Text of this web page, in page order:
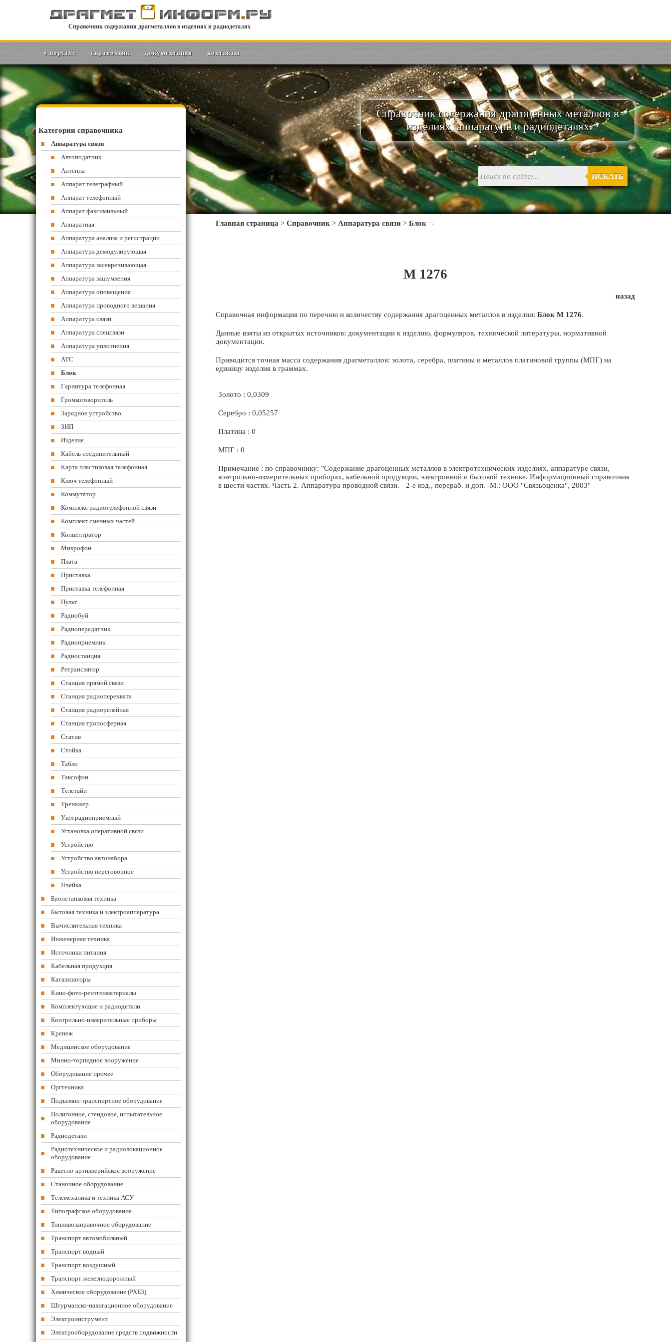
Справочник содержания драгметаллов в изделиях и радиодеталях
о портале справочник документация контакты
Справочник содержания драгоценных металлов в
изделиях, аппаратуре и радиодеталях
ИСКАТЬ
Главная страница > Справочник > Аппаратура связи > Блок
М 1276
назад
Справочная информация по перечню и количеству содержания драгоценных металлов в изделии: Блок М 1276.
Данные взяты из открытых источников: документации к изделию, формуляров, технической литературы, нормативной
документации.
Приводится точная масса содержания драгметаллов: золота, серебра, платины и металлов платиновой группы (МПГ) на
единицу изделия в граммах.
Золото : 0,0309
Серебро : 0,05257
Платина : 0
МПГ : 0
Примечание : по справочнику: "Содержание драгоценных металлов в электротехнических изделиях, аппаратуре связи,
контрольно-измерительных приборах, кабельной продукции, электронной и бытовой технике. Информационный справочник
в шести частях. Часть 2. Аппаратура проводной связи. - 2-е изд., перераб. и доп. -М.: ООО "Связьоценка", 2003"
Категории справочника
Аппаратура связи
Автоподатчик
Антенна
Аппарат телеграфный
Аппарат телефонный
Аппарат факсимильный
Аппаратная
Аппаратура анализа и регистрации
Аппаратура демодулирующая
Аппаратура засекречивающая
Аппаратура зашумления
Аппаратура оповещения
Аппаратура проводного вещания
Аппаратура связи
Аппаратура спецсвязи
Аппаратура уплотнения
АТС
Блок
Гарнитура телефонная
Громкоговоритель
Зарядное устройство
ЗИП
Изделие
Кабель соединительный
Карта пластиковая телефонная
Ключ телефонный
Коммутатор
Комплекс радиотелефонной связи
Комплект сменных частей
Концентратор
Микрофон
Плата
Приставка
Приставка телефонная
Пульт
Радиобуй
Радиопередатчик
Радиоприемник
Радиостанция
Ретранслятор
Станция прямой связи
Станция радиоперехвата
Станция радиорелейная
Станция тропосферная
Статив
Стойка
Табло
Таксофон
Телетайп
Тренажер
Узел радиоприемный
Установка оперативной связи
Устройство
Устройство автонабора
Устройство переговорное
Ячейка
Бронетанковая техника
Бытовая техника и электроаппаратура
Вычислительная техника
Инженерная техника
Источники питания
Кабельная продукция
Катализаторы
Кино-фото-рентгенматериалы
Комплектующие и радиодетали
Контрольно-измерительные приборы
Крепеж
Медицинское оборудование
Минно-торпедное вооружение
Оборудование прочее
Оргтехника
Подъемно-транспортное оборудование
Полигонное, стендовое, испытательное
оборудование
Радиодетали
Радиотехническое и радиолокационное
оборудование
Ракетно-артиллерийское вооружение
Станочное оборудование
Телемеханика и техника АСУ
Типографское оборудование
Топливозаправочное оборудование
Транспорт автомобильный
Транспорт водный
Транспорт воздушный
Транспорт железнодорожный
Химическое оборудование (РХБЗ)
Штурманско-навигационное оборудование
Электроинструмент
Электрооборудование средств подвижности